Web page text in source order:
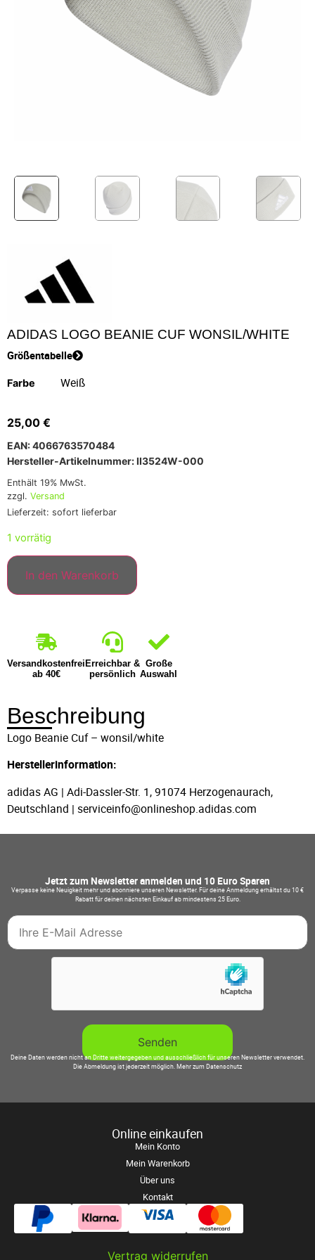
ADIDAS LOGO BEANIE CUF WONSIL/WHITE
Größentabelle
Farbe
25,00 €
EAN: 4066763570484
Hersteller-Artikelnummer: II3524W-000
Enthält 19% MwSt.
zzgl. Versand
Lieferzeit: sofort lieferbar
1 vorrätig
In den Warenkorb
Versandkostenfrei
ab 40€
Erreichbar &
persönlich
Große
Auswahl
Beschreibung
Logo Beanie Cuf – wonsil/white
Herstellerinformation:
adidas AG | Adi-Dassler-Str. 1, 91074 Herzogenaurach,
Deutschland | serviceinfo@onlineshop.adidas.com
Jetzt zum Newsletter anmelden und 10 Euro Sparen
Verpasse keine Neuigkeit mehr und abonniere unseren Newsletter. Für deine Anmeldung erhältst du 10 €
Rabatt für deinen nächsten Einkauf ab mindestens 25 Euro.
Deine Daten werden nicht an Dritte weitergegeben und ausschließlich für unseren Newsletter verwendet.
Die Abmeldung ist jederzeit möglich.Mehr zum Datenschutz
Online einkaufen
Mein Konto
Mein Warenkorb
Über uns
Kontakt
Vertrag widerrufen